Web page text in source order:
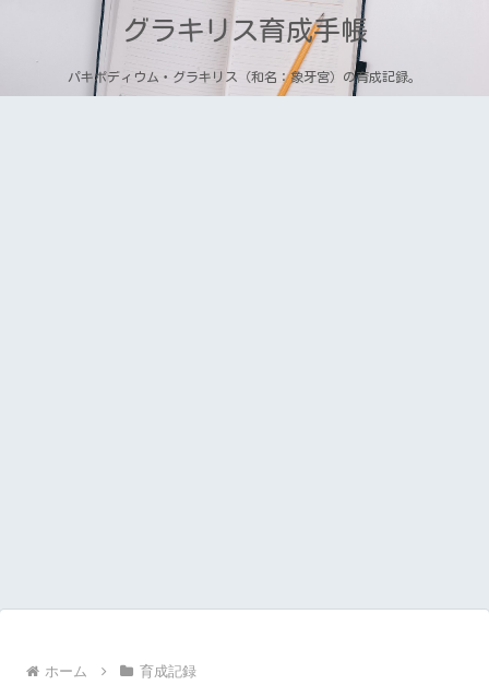
グラキリス育成手帳
パキポディウム・グラキリス（和名：象牙宮）の育成記録。
ホーム 育成記録